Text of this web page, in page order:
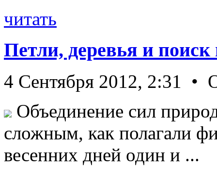
читать
Петли, деревья и
4 Сентября 2012, 2:31 •
Объединение сил
сложным, как полагали
весенних дней один и ...